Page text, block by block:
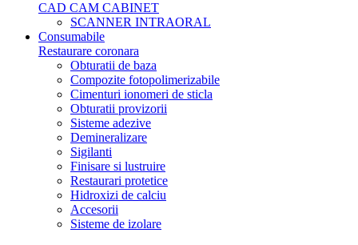
CAD CAM CABINET
SCANNER INTRAORAL
Consumabile
Restaurare coronara
Obturatii de baza
Compozite fotopolimerizabile
Cimenturi ionomeri de sticla
Obturatii provizorii
Sisteme adezive
Demineralizare
Sigilanti
Finisare si lustruire
Restaurari protetice
Hidroxizi de calciu
Accesorii
Sisteme de izolare